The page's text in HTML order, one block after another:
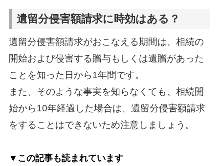
遺留分侵害額請求に時効はある？
遺留分侵害額請求がおこなえる期間は、相続の
開始および侵害する贈与もしくは遺贈があった
ことを知った日から1年間です。
また、そのような事実を知らなくても、相続開
始から10年経過した場合は、遺留分侵害額請求
をすることはできないため注意しましょう。
▼この記事も読まれています